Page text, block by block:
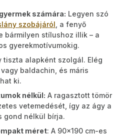
számára: Legyen szó
szobájáról , a fenyő
bármilyen stílushoz illik – a
gyerekmotívumokig.
tiszta alapként szolgál. Elég
baldachin, és máris
ki.
nélkül: A ragasztott tömör
vetemedését, így az ágy a
gond nélkül bírja.
méret: A 90x190 cm-es